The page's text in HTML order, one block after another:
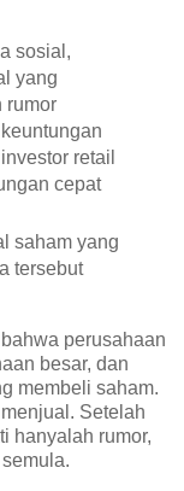
sosial,
yang
rumor
retail
cepat
saham yang
tersebut
perusahaan
besar, dan
membeli saham.
Setelah
hanyalah rumor,